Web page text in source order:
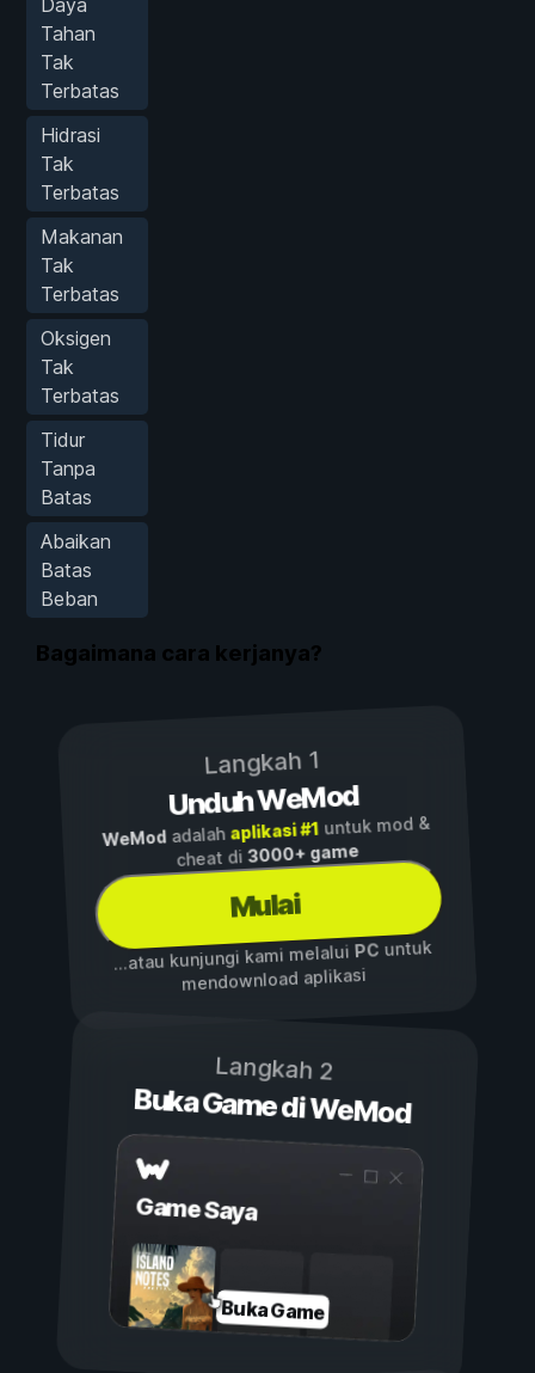
Tahan
Tak
Terbatas
Hidrasi
Tak
Terbatas
Makanan
Tak
Terbatas
Oksigen
Tak
Terbatas
Tidur
Tanpa
Batas
Abaikan
Batas
Beban
Bagaimana cara kerjanya?
Langkah 1
Unduh WeMod
WeModadalah aplikasi #1untuk mod &
cheat di3000+ game
Mulai
...atau kunjungi kami melalui PCuntuk
mendownload aplikasi
Langkah 2
Buka Game di WeMod
Game Saya
Buka Game